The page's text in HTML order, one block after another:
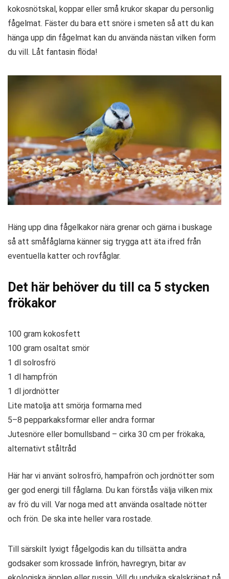
kokosnötskal, koppar eller små krukor skapar du personlig
fågelmat. Fäster du bara ett snöre i smeten så att du kan
hänga upp din fågelmat kan du använda nästan vilken form
du vill. Låt fantasin flöda!
Häng upp dina fågelkakor nära grenar och gärna i buskage
så att småfåglarna känner sig trygga att äta ifred från
eventuella katter och rovfåglar.
Det här behöver du till ca 5 stycken
frökakor
100 gram kokosfett
100 gram osaltat smör
1 dl solrosfrö
1 dl hampfrön
1 dl jordnötter
Lite matolja att smörja formarna med
5–8 pepparkaksformar eller andra formar
Jutesnöre eller bomullsband – cirka 30 cm per frökaka,
alternativt ståltråd
Här har vi använt solrosfrö, hampafrön och jordnötter som
ger god energi till fåglarna. Du kan förstås välja vilken mix
av frö du vill. Var noga med att använda osaltade nötter
och frön. De ska inte heller vara rostade.
Till särskilt lyxigt fågelgodis kan du tillsätta andra
godsaker som krossade linfrön, havregryn, bitar av